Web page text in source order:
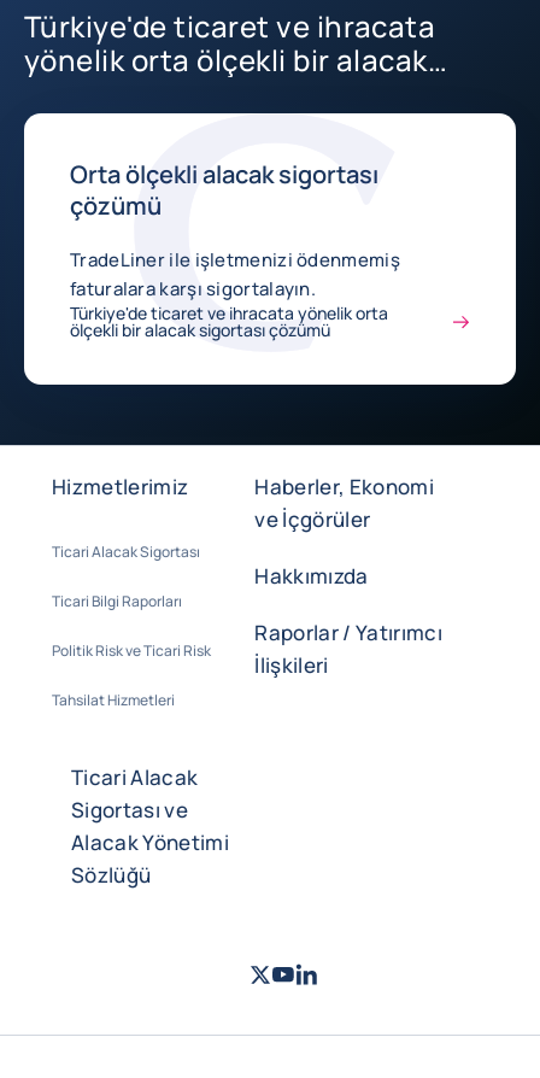
Türkiye'de ticaret ve ihracata
yönelik orta ölçekli bir alacak
Orta ölçekli alacak sigortası
çözümü
TradeLiner ile işletmenizi ödenmemiş
faturalara karşı sigortalayın.
Türkiye'de ticaret ve ihracata yönelik orta
ölçekli bir alacak sigortası çözümü
Hizmetlerimiz
Ticari Alacak Sigortası
Ticari Bilgi Raporları
Politik Risk ve Ticari Risk
Tahsilat Hizmetleri
Haberler, Ekonomi
ve İçgörüler
Hakkımızda
Raporlar / Yatırımcı
İlişkileri
Ticari Alacak
Sigortası ve
Alacak Yönetimi
Sözlüğü
Twitter- Coface
Youtube
LinkedIn